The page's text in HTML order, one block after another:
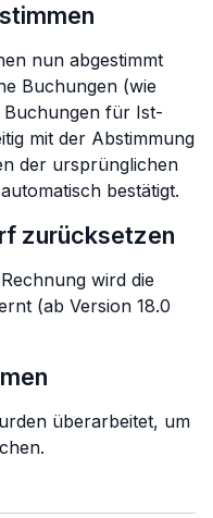
nun abgestimmt
Buchungen (wie
für Ist-
mit der Abstimmung
der ursprünglichen
bestätigt.
zurücksetzen
wird die
(ab Version 18.0
überarbeitet, um